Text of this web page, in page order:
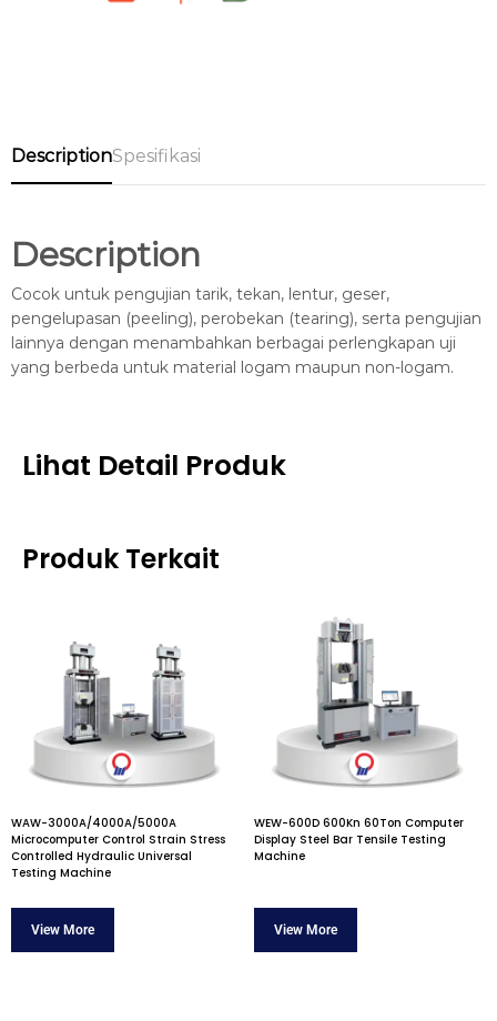
DescriptionSpesifikasi
Description
Cocok untuk pengujian tarik, tekan, lentur, geser,
pengelupasan (peeling), perobekan (tearing), serta pengujian
lainnya dengan menambahkan berbagai perlengkapan uji
yang berbeda untuk material logam maupun non-logam.
Lihat Detail Produk
Produk Terkait
WAW-3000A/4000A/5000A
Microcomputer Control Strain Stress
Controlled Hydraulic Universal
Testing Machine
WEW-600D 600Kn 60Ton Computer
Display Steel Bar Tensile Testing
Machine